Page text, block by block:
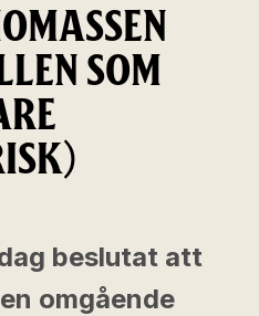
SOM
beslutat att
omgående